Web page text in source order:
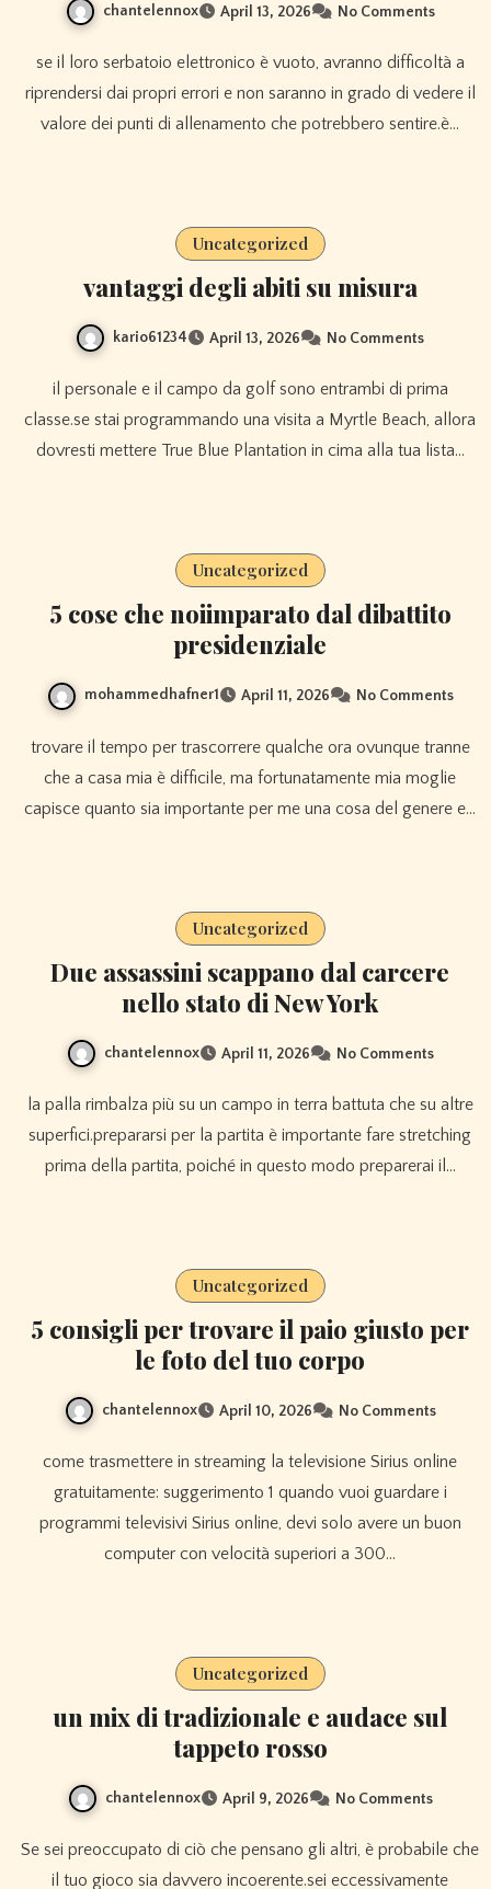
chantelennox April 13, 2026 No Comments
se il loro serbatoio elettronico è vuoto, avranno difficoltà a
riprendersi dai propri errori e non saranno in grado di vedere il
valore dei punti di allenamento che potrebbero sentire.è…
Uncategorized
vantaggi degli abiti su misura
kario61234 April 13, 2026 No Comments
il personale e il campo da golf sono entrambi di prima
classe.se stai programmando una visita a Myrtle Beach, allora
dovresti mettere True Blue Plantation in cima alla tua lista…
Uncategorized
5 cose che noiimparato dal dibattito
presidenziale
mohammedhafner1 April 11, 2026 No Comments
trovare il tempo per trascorrere qualche ora ovunque tranne
che a casa mia è difficile, ma fortunatamente mia moglie
capisce quanto sia importante per me una cosa del genere e…
Uncategorized
Due assassini scappano dal carcere
nello stato di New York
chantelennox April 11, 2026 No Comments
superfici.prepararsi per la partita è importante fare stretching
prima della partita, poiché in questo modo preparerai il…
Uncategorized
5 consigli per trovare il paio giusto per
le foto del tuo corpo
chantelennox April 10, 2026 No Comments
come trasmettere in streaming la televisione Sirius online
gratuitamente: suggerimento 1 quando vuoi guardare i
programmi televisivi Sirius online, devi solo avere un buon
computer con velocità superiori a 300…
Uncategorized
un mix di tradizionale e audace sul
tappeto rosso
chantelennox April 9, 2026 No Comments
Se sei preoccupato di ciò che pensano gli altri, è probabile che
il tuo gioco sia davvero incoerente.sei eccessivamente